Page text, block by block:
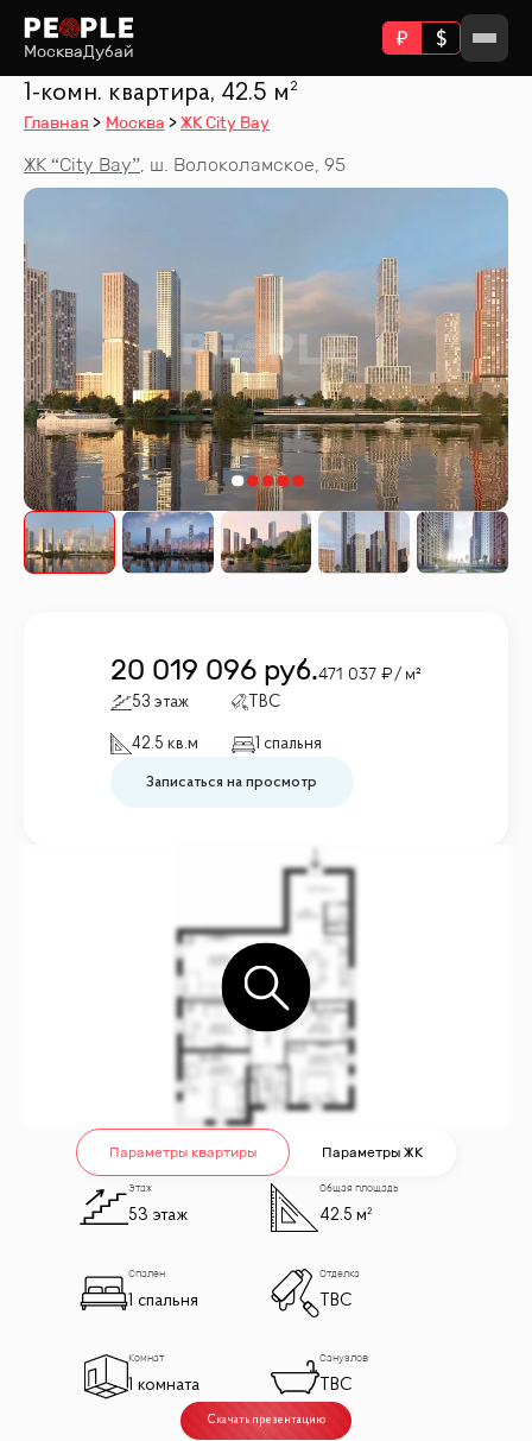
МоскваДубай
1-комн. квартира, 42.5 м²
Главная Москва ЖК City Bay
ЖК “City Bay”, ш. Волоколамское, 95
20 019 096 руб.471 037 / м²
53 этаж TBC
42.5 кв.м 1 спальня
Записаться на просмотр
Параметры квартиры Параметры ЖК
Этаж
53 этаж
Общая площадь
42.5 м²
Спален
1 спальня
Отделка
TBC
Комнат
1 комната
Санузлов
TBC
Скачать презентацию